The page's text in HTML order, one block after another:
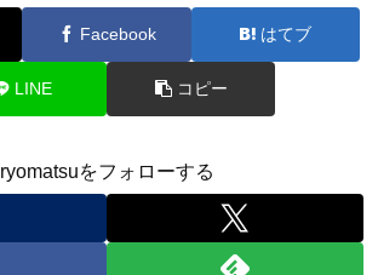
Facebook はてブ
LINE コピー
ryomatsuをフォローする